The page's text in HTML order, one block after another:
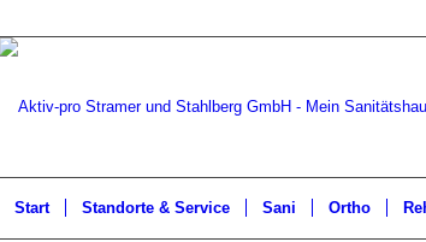
Start Standorte & Service Sani Ortho